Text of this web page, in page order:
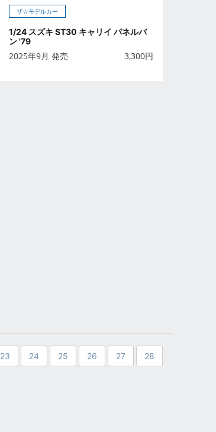
ザ☆モデルカー
1/24 スズキ ST30 キャリイ パネルバ
ン '79
2025年9月 発売 3,300円
23 24 25 26 27 28